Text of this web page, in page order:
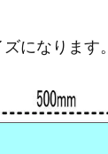
になります。